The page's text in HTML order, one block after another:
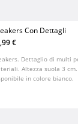
Con Dettagli
€
Dettaglio di multi
Altezza suola 3
in colore bianco.